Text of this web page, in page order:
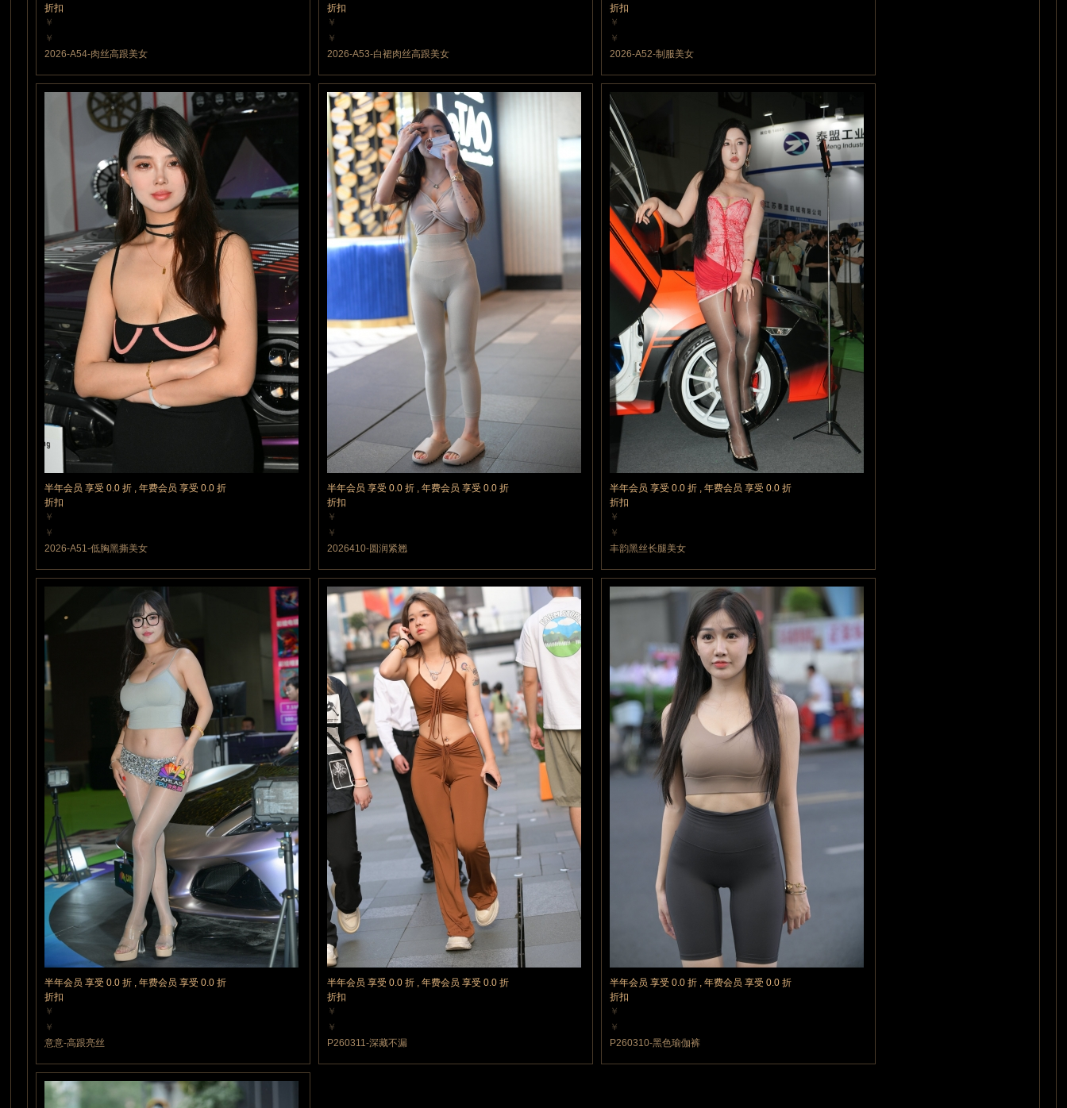
折扣
￥
5 魔力值
￥
5 魔力值
2026-A54-肉丝高跟美女
折扣
￥
5 魔力值
￥
5 魔力值
2026-A53-白裙肉丝高跟美女
折扣
￥
10 魔力值
￥
10 魔力值
2026-A52-制服美女
半年会员 享受 0.0 折 , 年费会员 享受 0.0 折
折扣
￥
5 魔力值
￥
5 魔力值
2026-A51-低胸黑撕美女
半年会员 享受 0.0 折 , 年费会员 享受 0.0 折
折扣
￥
10 魔力值
￥
10 魔力值
2026410-圆润紧翘
半年会员 享受 0.0 折 , 年费会员 享受 0.0 折
折扣
￥
10 魔力值
￥
10 魔力值
丰韵黑丝长腿美女
半年会员 享受 0.0 折 , 年费会员 享受 0.0 折
折扣
￥
10 魔力值
￥
10 魔力值
意意-高跟亮丝
半年会员 享受 0.0 折 , 年费会员 享受 0.0 折
折扣
￥
10 魔力值
￥
10 魔力值
P260311-深藏不漏
半年会员 享受 0.0 折 , 年费会员 享受 0.0 折
折扣
￥
10 魔力值
￥
10 魔力值
P260310-黑色瑜伽裤